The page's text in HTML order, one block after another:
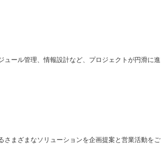
ール管理、情報設計など、プロジェクトが円滑に進
まざまなソリューションを企画提案と営業活動をご